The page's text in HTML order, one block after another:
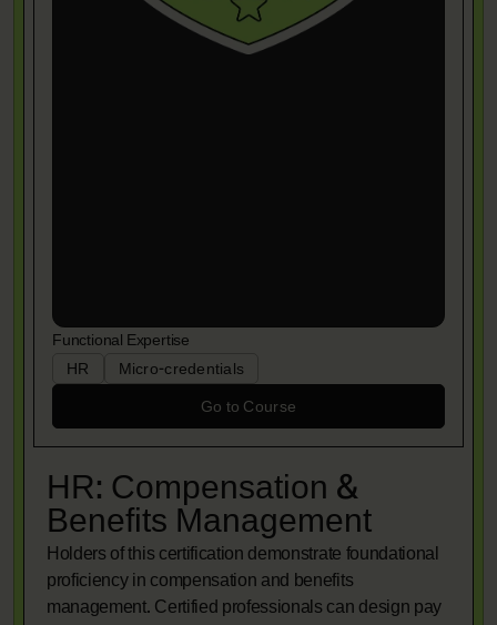
Functional Expertise
HR
Micro-credentials
Go to Course
HR: Compensation &
Benefits Management
Holders of this certification demonstrate foundational
proficiency in compensation and benefits
management. Certified professionals can design pay